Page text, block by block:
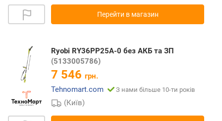
Перейти в магазин
Ryobi RY36PP25A-0 без АКБ та ЗП
(5133005786)
7 546 грн.
Tehnomart.com
З нами більше 10-ти років
(Київ)